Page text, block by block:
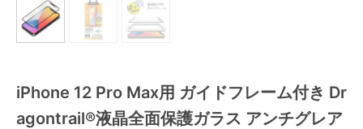
iPhone 12 Pro Max用 ガイドフレーム付き Dr
agontrail®液晶全面保護ガラス アンチグレア